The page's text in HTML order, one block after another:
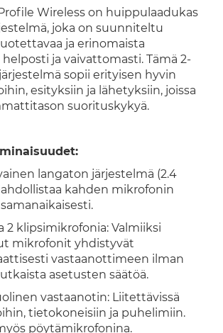
Wireless on huippulaadukas
joka on suunniteltu
ja erinomaista
ja vaivattomasti. Tämä 2-
sopii erityisen hyvin
esityksiin ja lähetyksiin, joissa
suorituskykyä.
langaton järjestelmä (2.4
kahden mikrofonin
2 klipsimikrofonia: Valmiiksi
mikrofonit yhdistyvät
vastaanottimeen ilman
asetusten säätöä.
vastaanotin: Liitettävissä
tietokoneisiin ja puhelimiin.
pöytämikrofonina.